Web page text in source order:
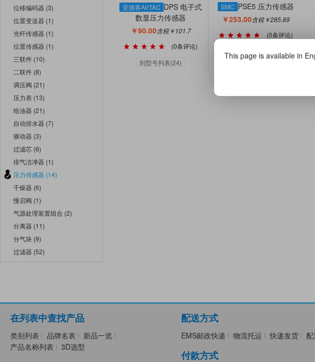
位移编码器 (3)
位置变送器 (1)
光纤传感器 (1)
位置传感器 (1)
三联件 (10)
二联件 (8)
调压阀 (21)
压力表 (13)
给油器 (21)
自动排水器 (7)
驱动器 (3)
过滤芯 (6)
排气洁净器 (1)
压力传感器 (14)
干燥器 (6)
慢启阀 (1)
气源处理装置组合 (2)
分离器 (11)
分气块 (9)
过滤器 (52)
亚德客AirTAC DPS 电子式
数显压力传感器
￥90.00含税￥101.7
(0条评论)
到型号列表(24)
SMC PSE5 压力传感器
￥253.00含税￥285.89
(0条评论)
在列表中查找产品
类别列表 品牌名表
新品一览
产品名称列表
3D选型
配送方式
EMS邮政快递 物流托运 快递发货
付款方式
This page is available in